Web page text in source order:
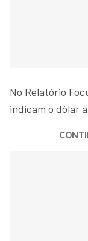
No Relatório
indicam o dólar